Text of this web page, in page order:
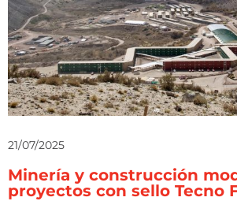
21/07/2025
Minería y construcción
proyectos con sello Tecno